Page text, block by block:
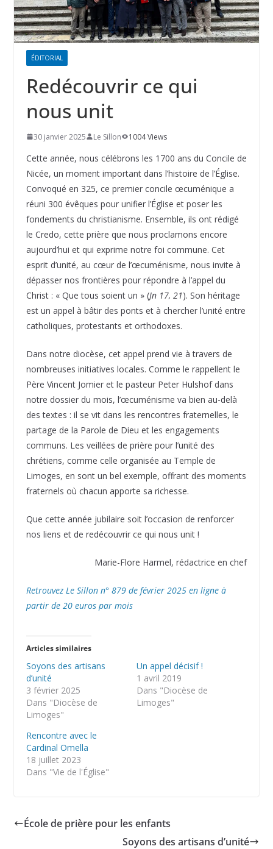
ÉDITORIAL
Redécouvrir ce qui
nous unit
30 janvier 2025 Le Sillon 1004 Views
Cette année, nous célébrons les 1700 ans du Concile de
Nicée, un moment important dans l’histoire de l’Église.
Convoqué en 325, ce premier concile œcuménique a
réuni 300 évêques pour unifier l’Église et poser les
fondements du christianisme. Ensemble, ils ont rédigé
le Credo, cette prière que nous proclamons encore
aujourd’hui et qui exprime notre foi commune. Cet
esprit d’unité, au cœur de l’œcuménisme, nous invite à
dépasser nos frontières pour répondre à l’appel du
Christ : « Que tous soient un » (Jn 17, 21). Son héritage
est un appel à bâtir des ponts et à chercher l’unité entre
catholiques, protestants et orthodoxes.
Dans notre diocèse, cet appel prend vie à travers de
nombreuses initiatives locales. Comme le rappellent le
Père Vincent Jomier et le pasteur Peter Hulshof dans
notre dossier du mois, l’œcuménisme va bien au-delà
des textes : il se vit dans les rencontres fraternelles, le
partage de la Parole de Dieu et les engagements
communs. Les veillées de prière pour l’unité des
chrétiens, comme celle organisée au Temple de
Limoges, en sont un bel exemple, offrant des moments
fraternels où chacun apporte sa richesse.
Que cette année jubilaire soit l’occasion de renforcer
nos liens et de redécouvrir ce qui nous unit !
Marie-Flore Harmel, rédactrice en chef
Retrouvez Le Sillon n° 879 de février 2025 en ligne à
partir de 20 euros par mois
Articles similaires
Soyons des artisans
d’unité
3 février 2025
Dans "Diocèse de
Limoges"
Un appel décisif !
1 avril 2019
Dans "Diocèse de
Limoges"
Rencontre avec le
Cardinal Omella
18 juillet 2023
Dans "Vie de l'Église"
École de prière pour les enfants
Soyons des artisans d’unité